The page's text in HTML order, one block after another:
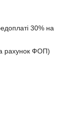
30% на
рахунок ФОП)